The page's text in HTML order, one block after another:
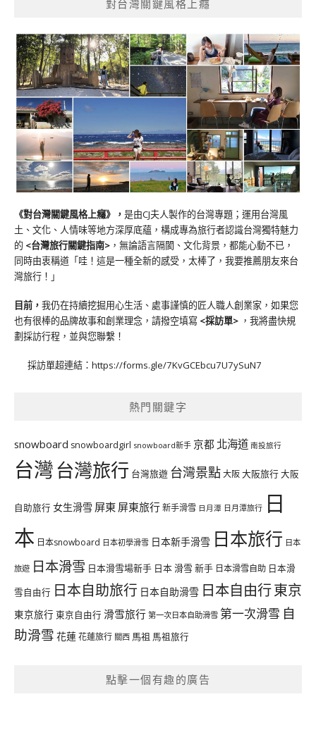
對台灣關鍵風格上癮
《對台灣關鍵風格上癮》 ， 是由CJ夫人製作的台灣專題；運用台灣風
土、文化、人情味等地方深厚底蘊，構成專為旅行者認識台灣獨特魅力
的 <台灣旅行關鍵指南> ，無論語言隔閡、文化背景，都能心動不已，
同時由衷稱道「哇！這是一種全新的感受，太棒了，我要推薦朋友來台
灣旅行！」
目前， 我仍在持續挖掘用心生活、處事謹慎的匠人職人創業家，如果您
也有很棒的品牌故事和創業理念，請撥空填寫 <採訪單> ，我將盡快規
劃採訪行程，並與您聯繫！
採訪單超連結： https://forms.gle/7KvGCEbcu7U7ySuN7
熱門關鍵字
snowboard snowboardgirl snowboard新手 京都 北海道 南投旅行
台灣台灣旅行 台灣旅遊 台灣景點大阪大阪旅行大阪
自助旅行 女生滑雪 屏東 屏東旅行新手滑雪 日月潭 日月潭旅行 日
本 日本snowboard 日本初學滑雪 日本新手滑雪 日本旅行 日本
旅遊 日本滑雪 日本滑雪場新手 日本 滑雪 新手 日本滑雪自助 日本滑
雪自由行 日本自助旅行 日本自助滑雪 日本自由行東京
東京旅行 東京自由行 滑雪旅行 第一次日本自助滑雪 第一次滑雪 自
助滑雪 花蓮花蓮旅行 關西 馬祖 馬祖旅行
點擊一個有趣的廣告